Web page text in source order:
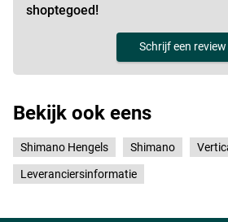
shoptegoed!
Schrijf een review
Bekijk ook eens
Shimano Hengels Shimano
Leveranciersinformatie